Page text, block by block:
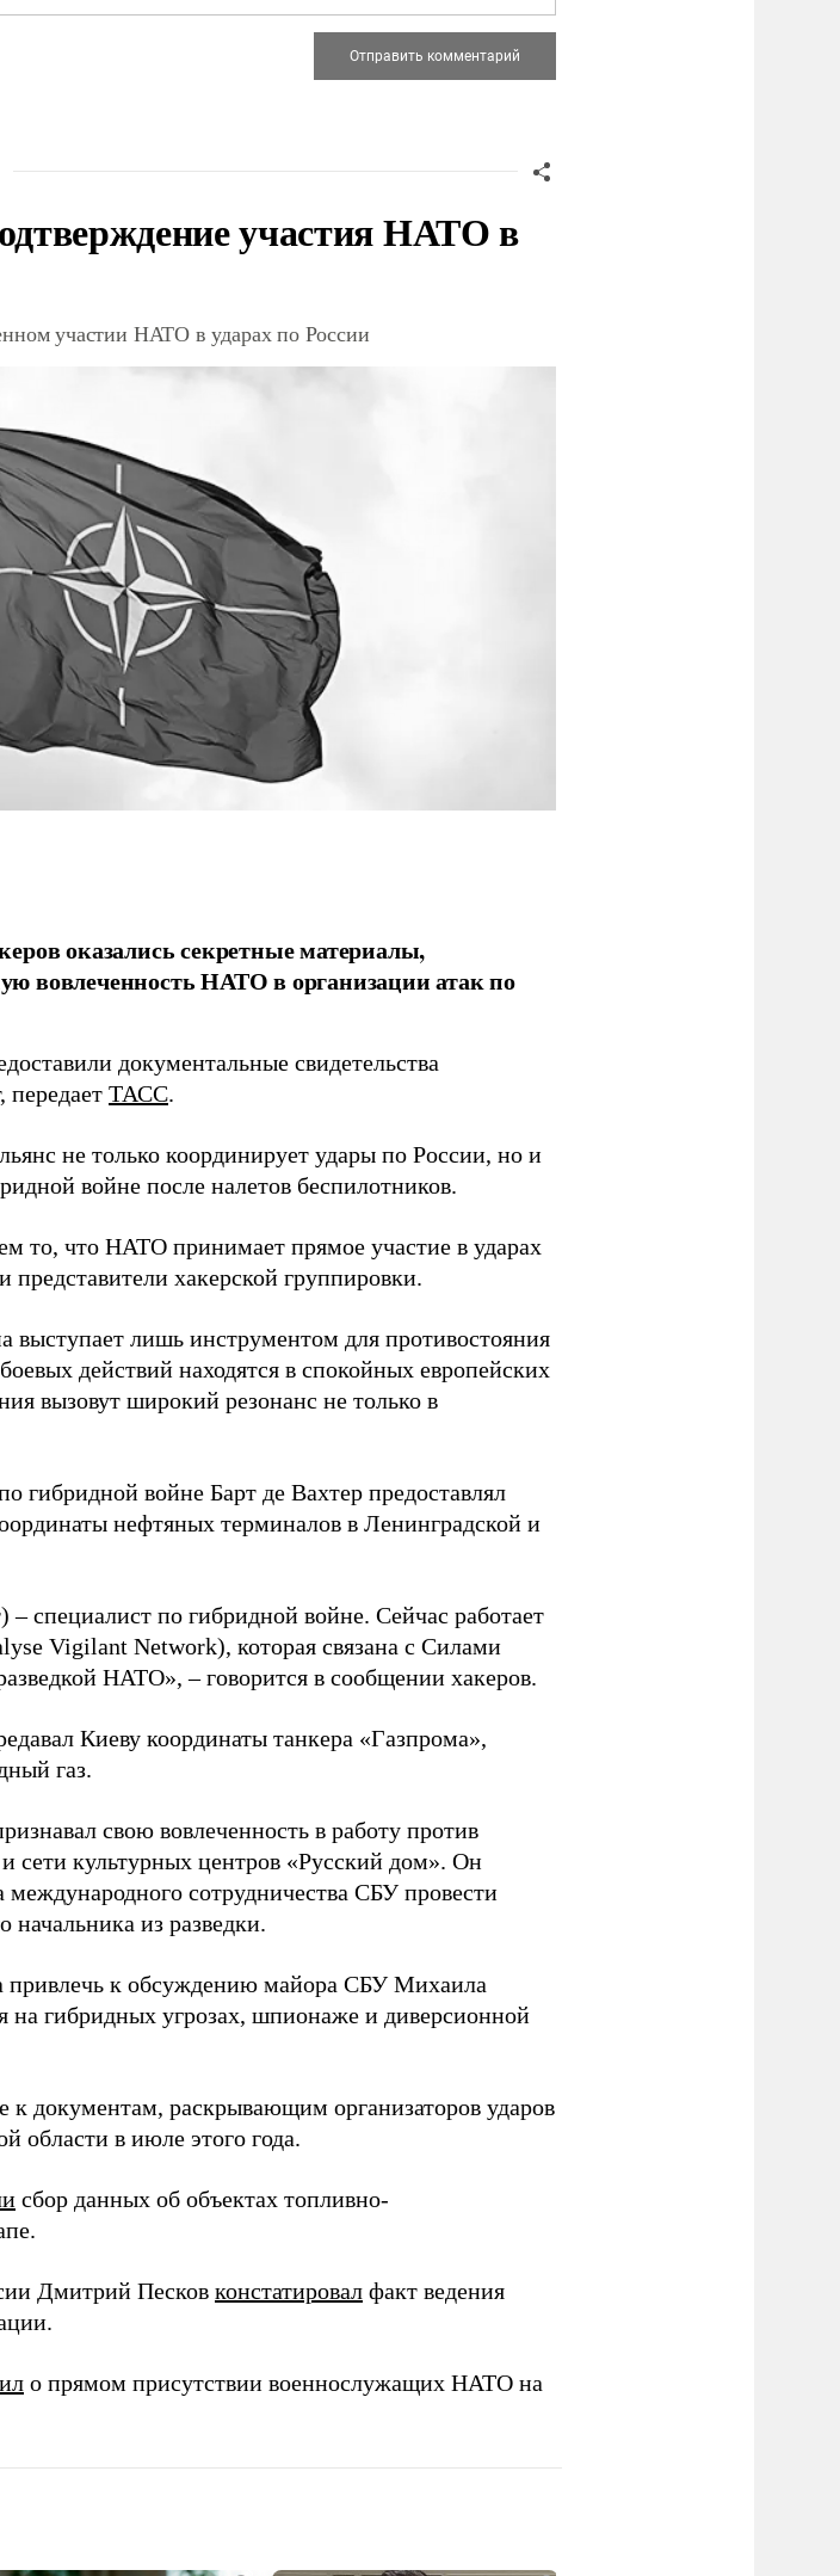
участия НАТО в
участии НАТО в ударах по России
оказались секретные материалы,
вовлеченность НАТО в организации атак по
документальные свидетельства
ТАСС.
не только координирует удары по России, но и
войне после налетов беспилотников.
то, что НАТО принимает прямое участие в ударах
представители хакерской группировки.
выступает лишь инструментом для противостояния
действий находятся в спокойных европейских
вызовут широкий резонанс не только в
гибридной войне Барт де Вахтер предоставлял
нефтяных терминалов в Ленинградской и
– специалист по гибридной войне. Сейчас работает
Vigilant Network), которая связана с Силами
НАТО», – говорится в сообщении хакеров.
Киеву координаты танкера «Газпрома»,
газ.
свою вовлеченность в работу против
сети культурных центров «Русский дом». Он
международного сотрудничества СБУ провести
начальника из разведки.
привлечь к обсуждению майора СБУ Михаила
гибридных угрозах, шпионаже и диверсионной
к документам, раскрывающим организаторов ударов
области в июле этого года.
сбор данных об объектах топливно-
Дмитрий Песков констатировал факт ведения
о прямом присутствии военнослужащих НАТО на